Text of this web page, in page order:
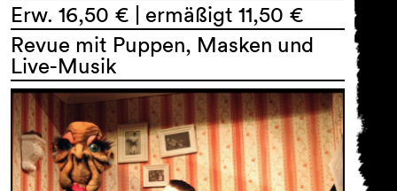
Erw. 16,50 € | ermäßigt 11,50 €
Revue mit Puppen, Masken und
Live-Musik